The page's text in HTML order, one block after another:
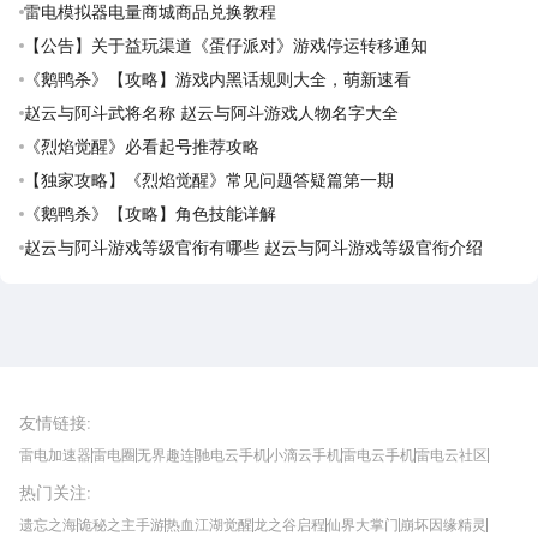
雷电模拟器电量商城商品兑换教程
【公告】关于益玩渠道《蛋仔派对》游戏停运转移通知
《鹅鸭杀》【攻略】游戏内黑话规则大全，萌新速看
赵云与阿斗武将名称 赵云与阿斗游戏人物名字大全
《烈焰觉醒》必看起号推荐攻略
【独家攻略】《烈焰觉醒》常见问题答疑篇第一期
《鹅鸭杀》【攻略】角色技能详解
赵云与阿斗游戏等级官衔有哪些 赵云与阿斗游戏等级官衔介绍
友情链接:
雷电加速器雷电圈无界趣连驰电云手机小滴云手机雷电云手机雷电云社区
我爱vr网华军软件园
热门关注:
遗忘之海诡秘之主手游热血江湖觉醒龙之谷启程仙界大掌门 崩坏因缘精灵